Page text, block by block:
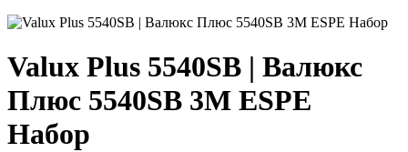
Valux Plus 5540SB | Валюкс
Плюс 5540SB 3M ESPE
Набор